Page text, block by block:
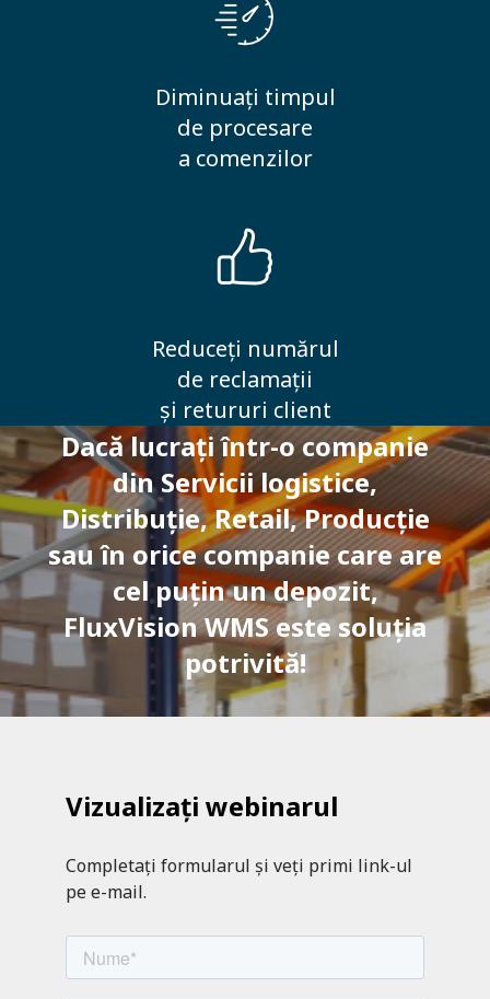
Diminuați timpul
de procesare
a comenzilor
Reduceți numărul
de reclamații
și retururi client
Dacă lucrați într-o companie
din Servicii logistice,
Distribuție, Retail, Producție
sau în orice companie care are
cel puțin un depozit,
FluxVision WMS este soluția
potrivită!
Vizualizați webinarul
Completați formularul și veți primi link-ul
pe e-mail.